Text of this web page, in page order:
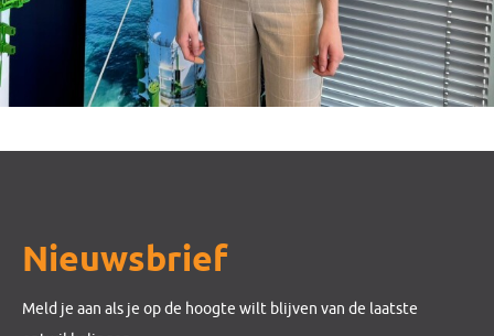
Nieuwsbrief
Meld je aan als je op de hoogte wilt blijven van de laatste